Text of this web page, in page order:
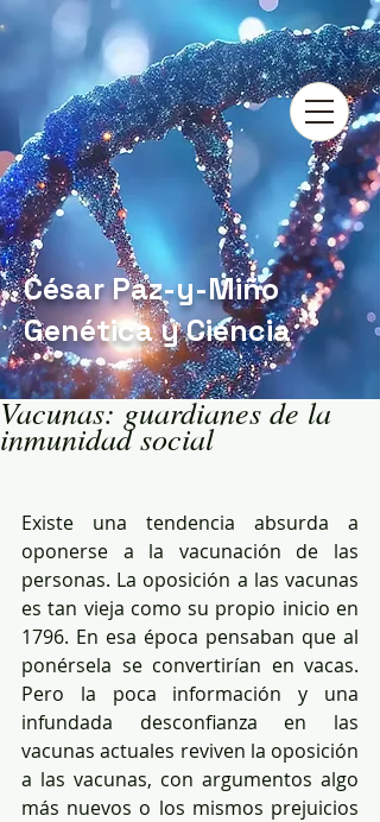
César Paz-y-Miño
Genética y Ciencia
Vacunas: guardianes de la
inmunidad social
Existe una tendencia absurda a
oponerse a la vacunación de las
personas. La oposición a las vacunas
es tan vieja como su propio inicio en
1796. En esa época pensaban que al
ponérsela se convertirían en vacas.
Pero la poca información y una
infundada desconfianza en las
vacunas actuales reviven la oposición
a las vacunas, con argumentos algo
más nuevos o los mismos prejuicios